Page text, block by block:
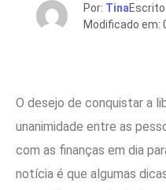
Por: Tina
Modificado em:
O desejo de conquistar a
unanimidade entre as
com as finanças em dia
notícia é que algumas